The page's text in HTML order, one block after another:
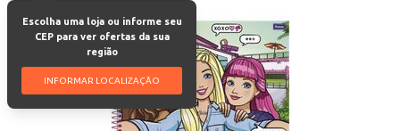
Escolha uma loja ou informe seu
CEP para ver ofertas da sua
região
INFORMAR LOCALIZAÇÃO